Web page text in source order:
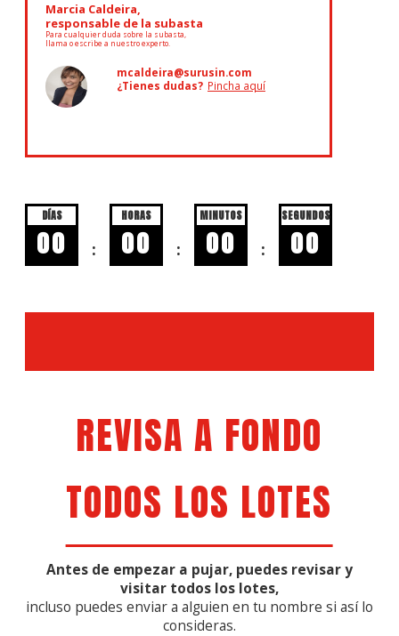
Marcia Caldeira,
responsable de la subasta
Para cualquier duda sobre la subasta,
llama o escribe a nuestro experto.
mcaldeira@surusin.com
¿Tienes dudas? Pincha aquí
DÍAS
00 :
HORAS
00 :
MINUTOS
00 :
SEGUNDOS
00
REVISA A FONDO
TODOS LOS LOTES
Antes de empezar a pujar, puedes revisar y
visitar todos los lotes,
incluso puedes enviar a alguien en tu nombre si así lo
consideras.